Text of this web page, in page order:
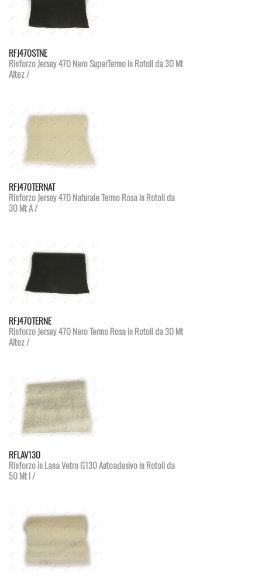
RFJ470STNE
Rinforzo Jersey 470 Nero SuperTermo in Rotoli da 30 Mt
Altez /
RFJ470TERNAT
Rinforzo Jersey 470 Naturale Termo Rosa in Rotoli da
30 Mt A /
RFJ470TERNE
Rinforzo Jersey 470 Nero Termo Rosa in Rotoli da 30 Mt
Altez /
RFLAV130
Rinforzo in Lana Vetro G130 Autoadesivo in Rotoli da
50 Mt i /